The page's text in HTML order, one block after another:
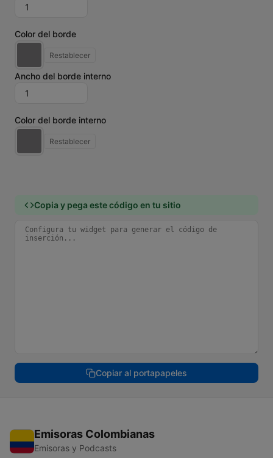
Color del borde
Restablecer
Ancho del borde interno
Color del borde interno
Restablecer
Copia y pega este código en tu sitio
Copiar al portapapeles
Emisoras Colombianas
Emisoras y Podcasts